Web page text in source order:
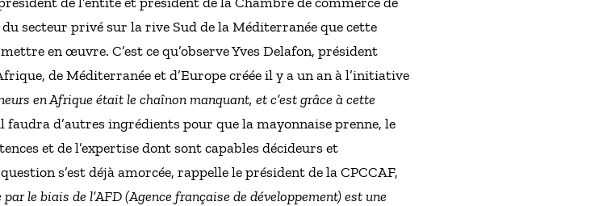
secteur privé sur la rive Sud de la Méditerranée que cette
en œuvre. C’est ce qu’observe Yves Delafon, président
de Méditerranée et d’Europe créée il y a un an à l’initiative
en Afrique était le chaînon manquant, et c’est grâce à cette
faudra d’autres ingrédients pour que la mayonnaise prenne, le
et de l’expertise dont sont capables décideurs et
s’est déjà amorcée, rappelle le président de la CPCCAF,
le biais de l’AFD (Agence française de développement) est une